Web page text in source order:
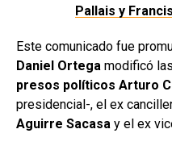
Pallais y
Este comunicado fue
Daniel Ortega modificó
presos políticos Arturo
presidencial-, el ex
Aguirre Sacasa y el ex